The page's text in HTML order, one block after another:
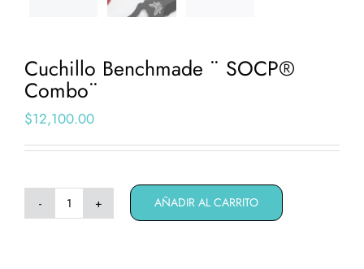
Cuchillo Benchmade ¨ SOCP®
Combo¨
$12,100.00
Cuchillo
AÑADIR AL CARRITO